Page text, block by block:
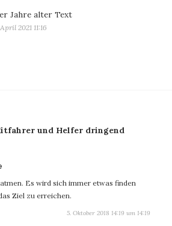
Jahre alter Text
2021 11:16
und Helfer dringend
Es wird sich immer etwas finden
Ziel zu erreichen.
5. Oktober 2018 14:19 um 14:19